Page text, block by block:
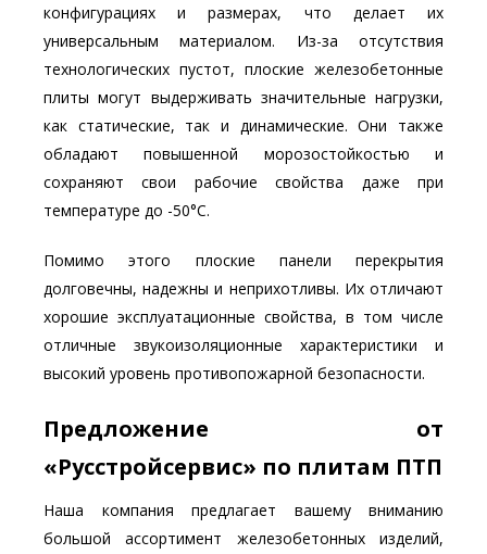
конфигурациях и размерах, что делает их
универсальным материалом. Из-за отсутствия
технологических пустот, плоские железобетонные
плиты могут выдерживать значительные нагрузки,
как статические, так и динамические. Они также
обладают повышенной морозостойкостью и
сохраняют свои рабочие свойства даже при
температуре до -50°С.
Помимо этого плоские панели перекрытия
долговечны, надежны и неприхотливы. Их отличают
хорошие эксплуатационные свойства, в том числе
отличные звукоизоляционные характеристики и
высокий уровень противопожарной безопасности.
Предложение от
«Русстройсервис» по плитам ПТП
Наша компания предлагает вашему вниманию
большой ассортимент железобетонных изделий,